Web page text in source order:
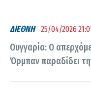
ΔΙΕΘΝΗ 25/04/2026
Ουγγαρία: Ο
Όρμπαν παραδίδει